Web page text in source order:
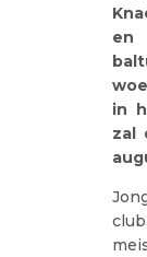
en
in
zal